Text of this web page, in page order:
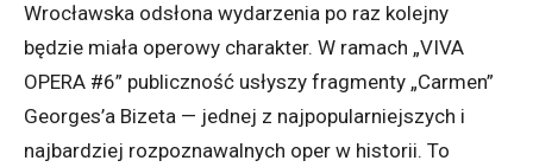
Wrocławska odsłona wydarzenia po raz kolejny
będzie miała operowy charakter. W ramach „VIVA
OPERA #6” publiczność usłyszy fragmenty „Carmen”
Georges’a Bizeta — jednej z najpopularniejszych i
najbardziej rozpoznawalnych oper w historii. To